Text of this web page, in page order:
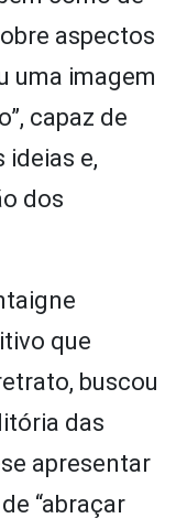
aspectos
uma imagem
capaz de
ideias e,
dos
que
buscou
das
apresentar
“abraçar